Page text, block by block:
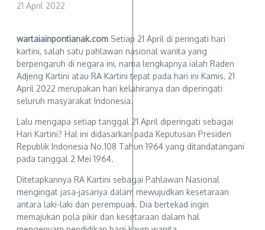
21 April 2022
wartaiainpontianak.com Setiap 21 April di peringati hari
kartini, salah satu pahlawan nasional wanita yang
berpengaruh di negara ini, nama lengkapnya ialah Raden
Adjeng Kartini atau RA Kartini tepat pada hari ini Kamis, 21
April 2022 merupakan hari kelahiranya dan diperingati
seluruh masyarakat Indonesia.
Lalu mengapa setiap tanggal 21 April diperingati sebagai
Hari Kartini? Hal ini didasarkan pada Keputusan Presiden
Republik Indonesia No.108 Tahun 1964 yang ditandatangani
pada tanggal 2 Mei 1964.
Ditetapkannya RA Kartini sebagai Pahlawan Nasional
mengingat jasa-jasanya dalam mewujudkan kesetaraan
antara laki-laki dan perempuan. Dia bertekad ingin
memajukan pola pikir dan kesetaraan dalam hal